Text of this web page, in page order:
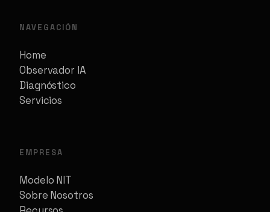
NAVEGACIÓN
Home
Observador IA
Diagnóstico
Servicios
EMPRESA
Modelo NIT
Sobre Nosotros